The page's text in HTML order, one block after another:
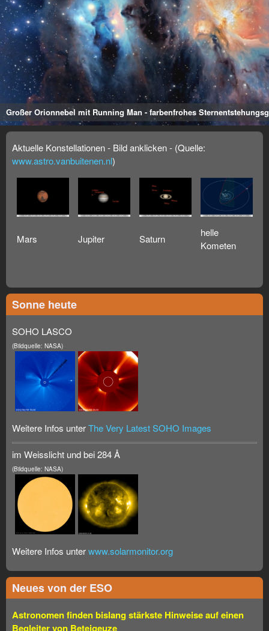
Großer Orionnebel mit Running Man - farbenfrohes
Aktuelle Konstellationen - Bild anklicken - (Quelle:
www.astro.vanbuitenen.nl)
Mars Jupiter Saturn
helle
Kometen
Sonne heute
SOHO LASCO
(Bildquelle: NASA)
Weitere Infos unterThe Very Latest SOHO Images
im Weisslicht und bei 284 Å
(Bildquelle: NASA)
Weitere Infos unterwww.solarmonitor.org
Neues von der ESO
Astronomen finden bislang stärkste Hinweise auf einen
Begleiter von Beteigeuze